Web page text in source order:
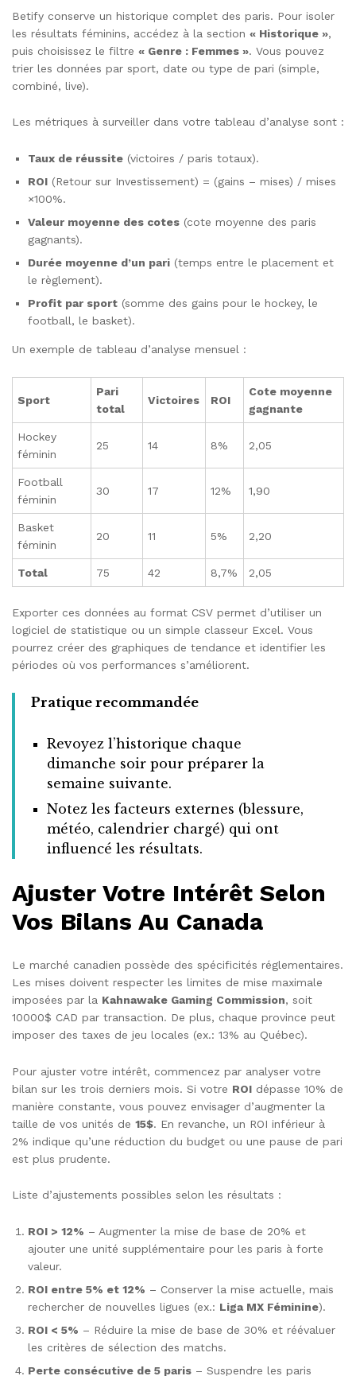
Betify conserve un historique complet des paris. Pour isoler
les résultats féminins, accédez à la section « Historique »,
puis choisissez le filtre « Genre : Femmes ». Vous pouvez
trier les données par sport, date ou type de pari (simple,
combiné, live).
Les métriques à surveiller dans votre tableau d’analyse sont :
Taux de réussite (victoires / paris totaux).
ROI (Retour sur Investissement) = (gains – mises) / mises
×100%.
Valeur moyenne des cotes (cote moyenne des paris
gagnants).
Durée moyenne d’un pari (temps entre le placement et
le règlement).
Profit par sport (somme des gains pour le hockey, le
football, le basket).
Un exemple de tableau d’analyse mensuel :
Sport
Pari
total
Victoires ROI
Cote moyenne
gagnante
Hockey
féminin
25 14 8% 2,05
Football
féminin
30 17 12% 1,90
Basket
féminin
20 11 5% 2,20
Total 75 42 8,7% 2,05
Exporter ces données au format CSV permet d’utiliser un
logiciel de statistique ou un simple classeur Excel. Vous
pourrez créer des graphiques de tendance et identifier les
périodes où vos performances s’améliorent.
Pratique recommandée
Revoyez l’historique chaque
dimanche soir pour préparer la
semaine suivante.
Notez les facteurs externes (blessure,
météo, calendrier chargé) qui ont
influencé les résultats.
Ajuster Votre Intérêt Selon
Vos Bilans Au Canada
Le marché canadien possède des spécificités réglementaires.
Les mises doivent respecter les limites de mise maximale
imposées par la Kahnawake Gaming Commission, soit
10000$ CAD par transaction. De plus, chaque province peut
imposer des taxes de jeu locales (ex.: 13% au Québec).
Pour ajuster votre intérêt, commencez par analyser votre
bilan sur les trois derniers mois. Si votre ROI dépasse 10% de
manière constante, vous pouvez envisager d’augmenter la
taille de vos unités de 15$. En revanche, un ROI inférieur à
2% indique qu’une réduction du budget ou une pause de pari
est plus prudente.
Liste d’ajustements possibles selon les résultats :
ROI > 12% – Augmenter la mise de base de 20% et
ajouter une unité supplémentaire pour les paris à forte
valeur.
ROI entre 5% et 12% – Conserver la mise actuelle, mais
rechercher de nouvelles ligues (ex.: Liga MX Féminine).
ROI < 5% – Réduire la mise de base de 30% et réévaluer
les critères de sélection des matchs.
Perte consécutive de 5 paris – Suspendre les paris